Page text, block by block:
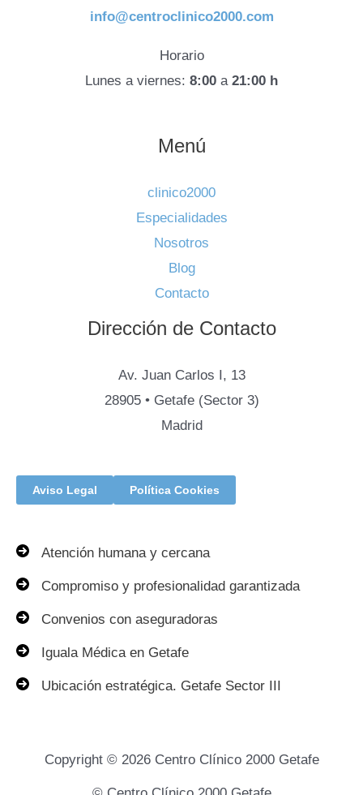
info@centroclinico2000.com
Horario
Lunes a viernes: 8:00 a 21:00 h
Menú
clinico2000
Especialidades
Nosotros
Blog
Contacto
Dirección de Contacto
Av. Juan Carlos I, 13
28905 • Getafe (Sector 3)
Madrid
Aviso Legal Política Cookies
Atención humana y cercana
Compromiso y profesionalidad garantizada
Convenios con aseguradoras
Iguala Médica en Getafe
Ubicación estratégica. Getafe Sector III
Copyright © 2026 Centro Clínico 2000 Getafe